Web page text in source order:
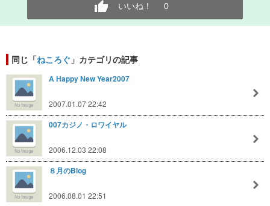
いいね！ 0
同じ「ねころぐ 」カテゴリの記事
A Happy New Year2007
2007.01.07 22:42
007カジノ・ロワイヤル
2006.12.03 22:08
８月のBlog
2006.08.01 22:51